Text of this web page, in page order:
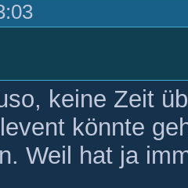
keine Zeit
könnte
Weil hat ja